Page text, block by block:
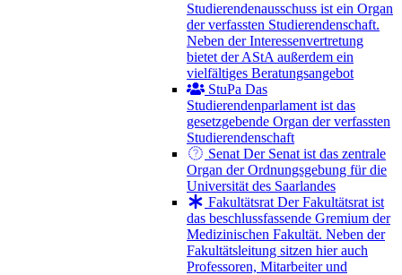
Studierendenausschuss ist ein Organ
der verfassten Studierendenschaft.
Neben der Interessenvertretung
bietet der AStA außerdem ein
vielfältiges Beratungsangebot
StuPa Das
Studierendenparlament ist das
gesetzgebende Organ der verfassten
Studierendenschaft
Senat Der Senat ist das zentrale
Organ der Ordnungsgebung für die
Universität des Saarlandes
Fakultätsrat Der Fakultätsrat ist
das beschlussfassende Gremium der
Medizinischen Fakultät. Neben der
Fakultätsleitung sitzen hier auch
Professoren, Mitarbeiter und